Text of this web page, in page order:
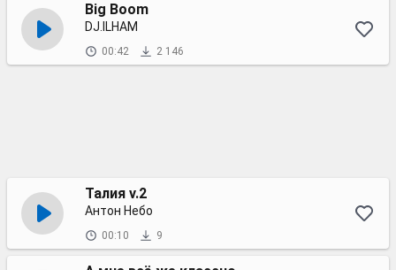
Big Boom
DJ.ILHAM
00:42 2 146
Талия v.2
Антон Небо
00:10 9